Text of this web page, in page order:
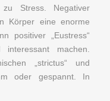
Stress. Negativer
Körper eine enorme
positiver „Eustress“
machen.
„strictus“ und
oder gespannt. In